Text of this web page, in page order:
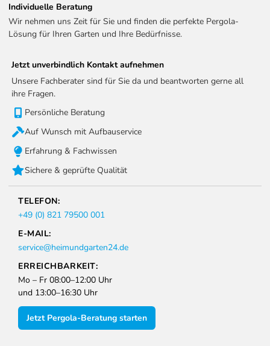
Individuelle Beratung
Wir nehmen uns Zeit für Sie und finden die perfekte Pergola-
Lösung für Ihren Garten und Ihre Bedürfnisse.
Jetzt unverbindlich Kontakt aufnehmen
Unsere Fachberater sind für Sie da und beantworten gerne all
ihre Fragen.
Persönliche Beratung
Auf Wunsch mit Aufbauservice
Erfahrung & Fachwissen
Sichere & geprüfte Qualität
TELEFON:
+49 (0) 821 79500 001
E-MAIL:
service@heimundgarten24.de
ERREICHBARKEIT:
Mo – Fr 08:00–12:00 Uhr
und 13:00–16:30 Uhr
Jetzt Pergola-Beratung starten